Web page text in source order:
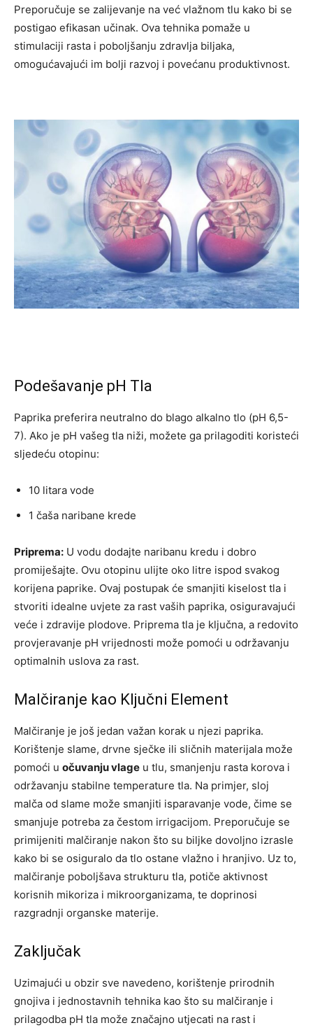
Preporučuje se zalijevanje na već vlažnom tlu kako bi se
postigao efikasan učinak. Ova tehnika pomaže u
stimulaciji rasta i poboljšanju zdravlja biljaka,
omogućavajući im bolji razvoj i povećanu produktivnost.
Podešavanje pH Tla
Paprika preferira neutralno do blago alkalno tlo (pH 6,5-
7). Ako je pH vašeg tla niži, možete ga prilagoditi koristeći
sljedeću otopinu:
10 litara vode
1 čaša naribane krede
Priprema: U vodu dodajte naribanu kredu i dobro
promiješajte. Ovu otopinu ulijte oko litre ispod svakog
korijena paprike. Ovaj postupak će smanjiti kiselost tla i
stvoriti idealne uvjete za rast vaših paprika, osiguravajući
veće i zdravije plodove. Priprema tla je ključna, a redovito
provjeravanje pH vrijednosti može pomoći u održavanju
optimalnih uslova za rast.
Malčiranje kao Ključni Element
Malčiranje je još jedan važan korak u njezi paprika.
Korištenje slame, drvne sječke ili sličnih materijala može
pomoći u očuvanju vlage u tlu, smanjenju rasta korova i
održavanju stabilne temperature tla. Na primjer, sloj
malča od slame može smanjiti isparavanje vode, čime se
smanjuje potreba za čestom irrigacijom. Preporučuje se
primijeniti malčiranje nakon što su biljke dovoljno izrasle
kako bi se osiguralo da tlo ostane vlažno i hranjivo. Uz to,
malčiranje poboljšava strukturu tla, potiče aktivnost
korisnih mikoriza i mikroorganizama, te doprinosi
razgradnji organske materije.
Zaključak
Uzimajući u obzir sve navedeno, korištenje prirodnih
gnojiva i jednostavnih tehnika kao što su malčiranje i
prilagodba pH tla može značajno utjecati na rast i